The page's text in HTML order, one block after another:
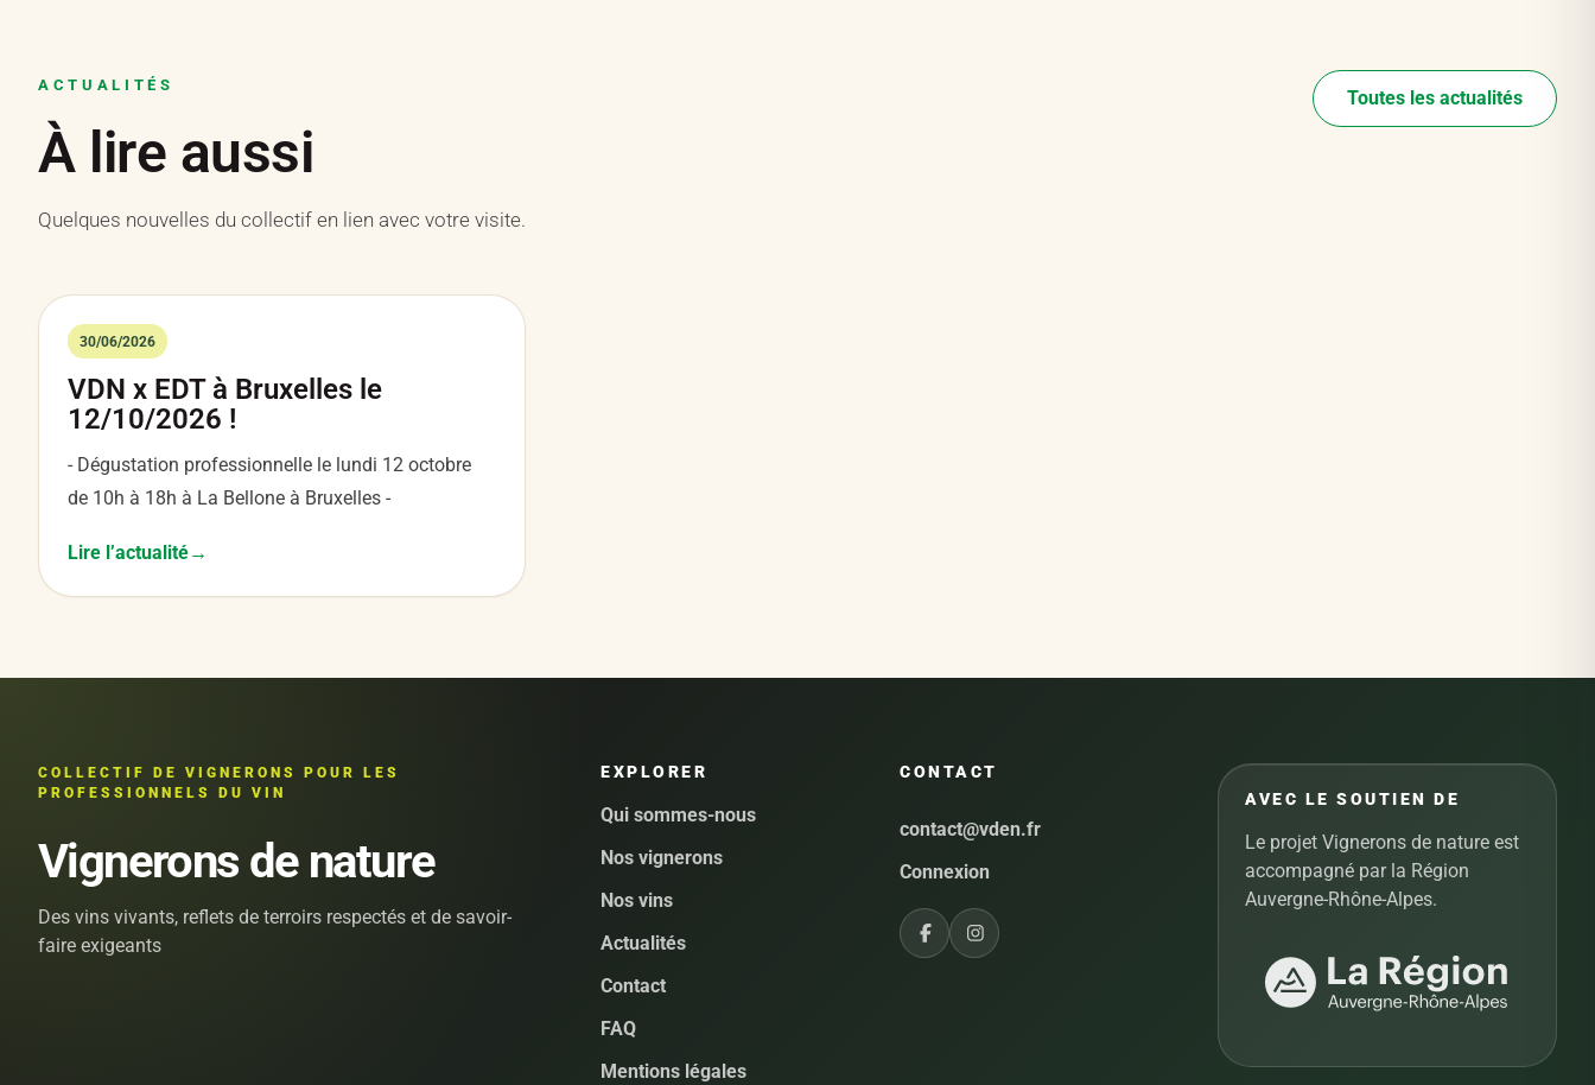
ACTUALITÉS
À lire aussi
Quelques nouvelles du collectif en lien avec votre visite.
Toutes les actualités
30/06/2026
VDN x EDT à Bruxelles le
12/10/2026 !
- Dégustation professionnelle le lundi 12 octobre
de 10h à 18h à La Bellone à Bruxelles -
Lire l’actualité
COLLECTIF DE VIGNERONS POUR LES
PROFESSIONNELS DU VIN
Vignerons de nature
Des vins vivants, reflets de terroirs respectés et de savoir-
faire exigeants
EXPLORER
Qui sommes-nous
Nos vignerons
Nos vins
Actualités
Contact
FAQ
Mentions légales
CONTACT
contact@vden.fr
Connexion
AVEC LE SOUTIEN DE
Le projet Vignerons de nature est
accompagné par la Région
Auvergne-Rhône-Alpes.